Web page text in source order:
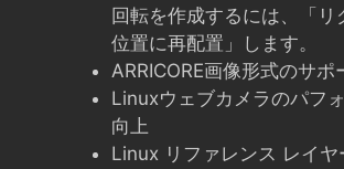
回転を作成するには、「リ
位置に再配置」します。
ARRICORE画像形式のサポ
Linuxウェブカメラのパフ
向上
Linux リファレンス レイヤ